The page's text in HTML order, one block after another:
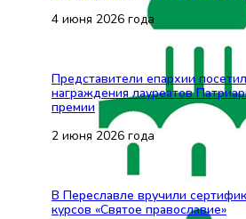
4 июня 2026 года
Представители епархии
награждения лауреатов
премии
2 июня 2026 года
В Переславле вручили
курсов «Святое православие»